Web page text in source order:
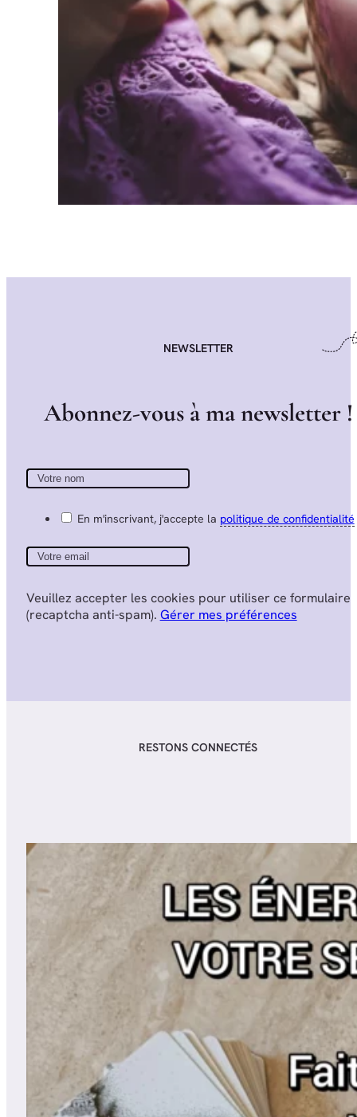
NEWSLETTER
Abonnez-vous àmanewsletter !
En m'inscrivant, j'accepte la politique de confidentialité
Veuillez accepter les cookies pour utiliser ce formulaire
(recaptcha anti-spam). Gérer mes préférences
RESTONS CONNECTÉS